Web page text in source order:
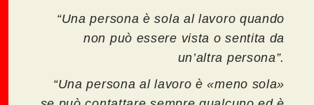
“Una persona è sola al lavoro quando
non può essere vista o sentita da
un’altra persona”.
“Una persona al lavoro è «meno sola»